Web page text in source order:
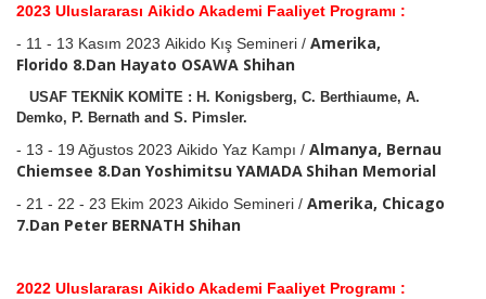
2023 Uluslararası Aikido Akademi Faaliyet Programı :
- 11 - 13 Kasım 2023 Aikido Kış Semineri / Amerika,
Florido 8.Dan Hayato OSAWA Shihan
USAF TEKNİK KOMİTE : H. Konigsberg, C. Berthiaume, A.
Demko, P. Bernath and S. Pimsler.
- 13 - 19 Ağustos 2023 Aikido Yaz Kampı / Almanya, Bernau
Chiemsee 8.Dan Yoshimitsu YAMADA Shihan Memorial
- 21 - 22 - 23 Ekim 2023 Aikido Semineri / Amerika, Chicago
7.Dan Peter BERNATH Shihan
2022 Uluslararası Aikido Akademi Faaliyet Programı :